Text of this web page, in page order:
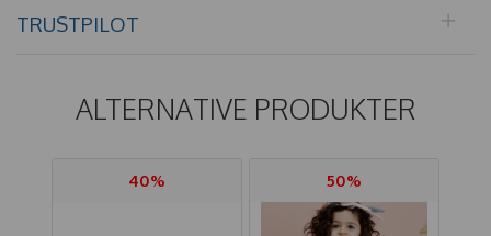
TRUSTPILOT
ALTERNATIVE PRODUKTER
40% 50%